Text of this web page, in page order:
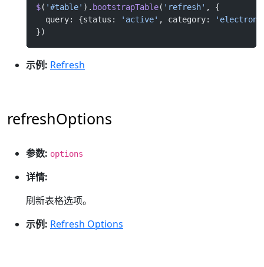
$( '#table' ). bootstrapTable( 'refresh' , {
  query: {status:
'active' , category:
})
示例: Refresh
refreshOptions
参数: options
详情:
刷新表格选项。
示例: Refresh Options